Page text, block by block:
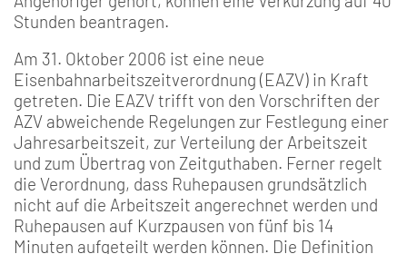
Stunden beantragen.
Am 31. Oktober 2006 ist eine neue
Eisenbahnarbeitszeitverordnung (EAZV) in Kraft
getreten. Die EAZV trifft von den Vorschriften der
AZV abweichende Regelungen zur Festlegung einer
Jahresarbeitszeit, zur Verteilung der Arbeitszeit
und zum Übertrag von Zeitguthaben. Ferner regelt
die Verordnung, dass Ruhepausen grundsätzlich
nicht auf die Arbeitszeit angerechnet werden und
Ruhepausen auf Kurzpausen von fünf bis 14
Minuten aufgeteilt werden können. Die Definition